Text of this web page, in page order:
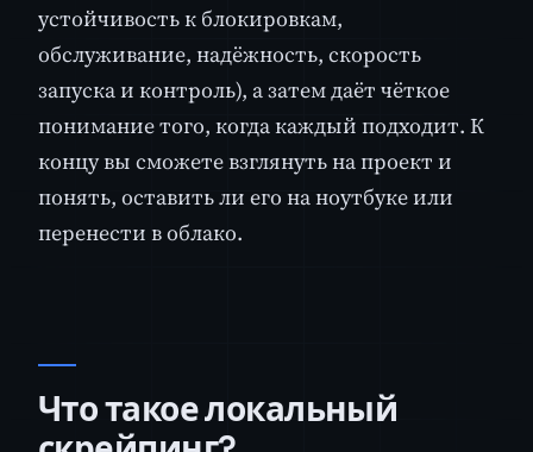
устойчивость к блокировкам,
обслуживание, надёжность, скорость
запуска и контроль), а затем даёт чёткое
понимание того, когда каждый подходит. К
концу вы сможете взглянуть на проект и
понять, оставить ли его на ноутбуке или
перенести в облако.
Что такое локальный